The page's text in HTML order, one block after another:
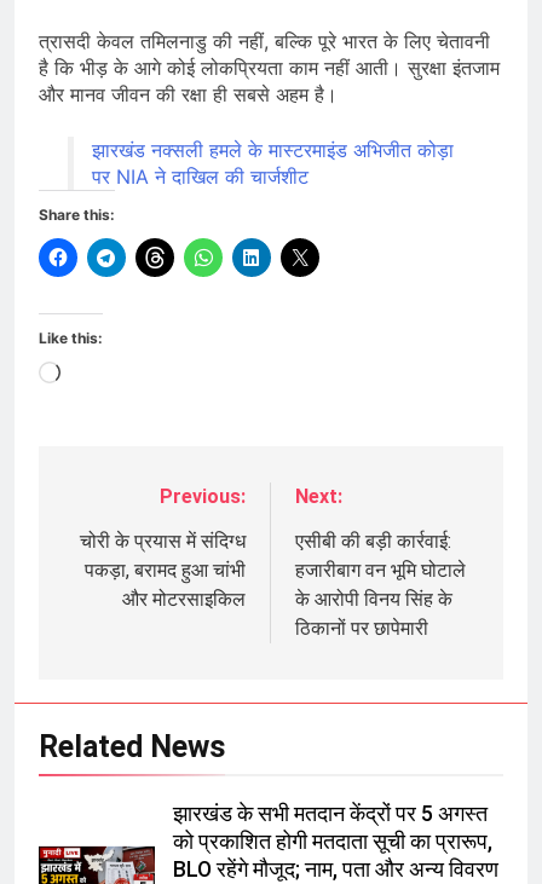
त्रासदी केवल तमिलनाडु की नहीं, बल्कि पूरे भारत के लिए चेतावनी
है कि भीड़ के आगे कोई लोकप्रियता काम नहीं आती। सुरक्षा इंतजाम
और मानव जीवन की रक्षा ही सबसे अहम है।
झारखंड नक्सली हमले के मास्टरमाइंड अभिजीत कोड़ा
पर NIA ने दाखिल की चार्जशीट
Share this:
Like this:
Loading…
navigation
Previous:
चोरी के प्रयास में संदिग्ध
पकड़ा, बरामद हुआ चांभी
और मोटरसाइकिल
Next:
एसीबी की बड़ी कार्रवाई:
हजारीबाग वन भूमि घोटाले
के आरोपी विनय सिंह के
ठिकानों पर छापेमारी
Related News
झारखंड के सभी मतदान केंद्रों पर 5 अगस्त
को प्रकाशित होगी मतदाता सूची का प्रारूप,
BLO रहेंगे मौजूद; नाम, पता और अन्य विवरण